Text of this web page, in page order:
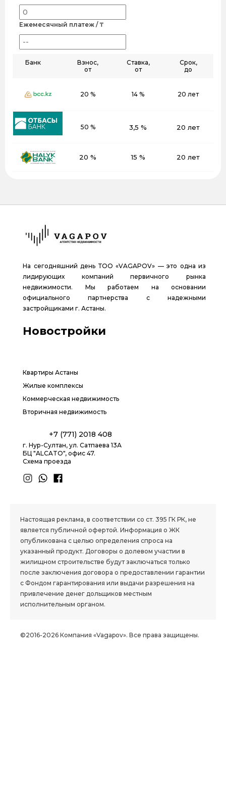
Ежемесячный платеж / ₸
Банк
Взнос,
от
Ставка,
от
Срок,
до
20 % 14 % 20 лет
50 % 3,5 % 20 лет
20 % 15 % 20 лет
На сегодняшний день ТОО «VAGAPOV» — это одна из
лидирующих компаний первичного рынка
недвижимости. Мы работаем на основании
официального партнерства с надежными
застройщиками г. Астаны.
Новостройки
Квартиры Астаны
Жилые комплексы
Коммерческая недвижимость
Вторичная недвижимость
+7 (771) 2018 408
г. Нур-Султан, ул. Сатпаева 13А
БЦ "ALCATO", офис 47.
Схема проезда
Настоящая реклама, в соответствии со ст. 395 ГК РК, не
является публичной офертой. Информация о ЖК
опубликована с целью определения спроса на
указанный продукт. Договоры о долевом участии в
жилищном строительстве будут заключаться только
после заключения договора о предоставлении гарантии
с Фондом гарантирования или выдачи разрешения на
привлечение денег дольщиков местным
исполнительным органом.
©2016-2026 Компания «Vagapov». Все права защищены.